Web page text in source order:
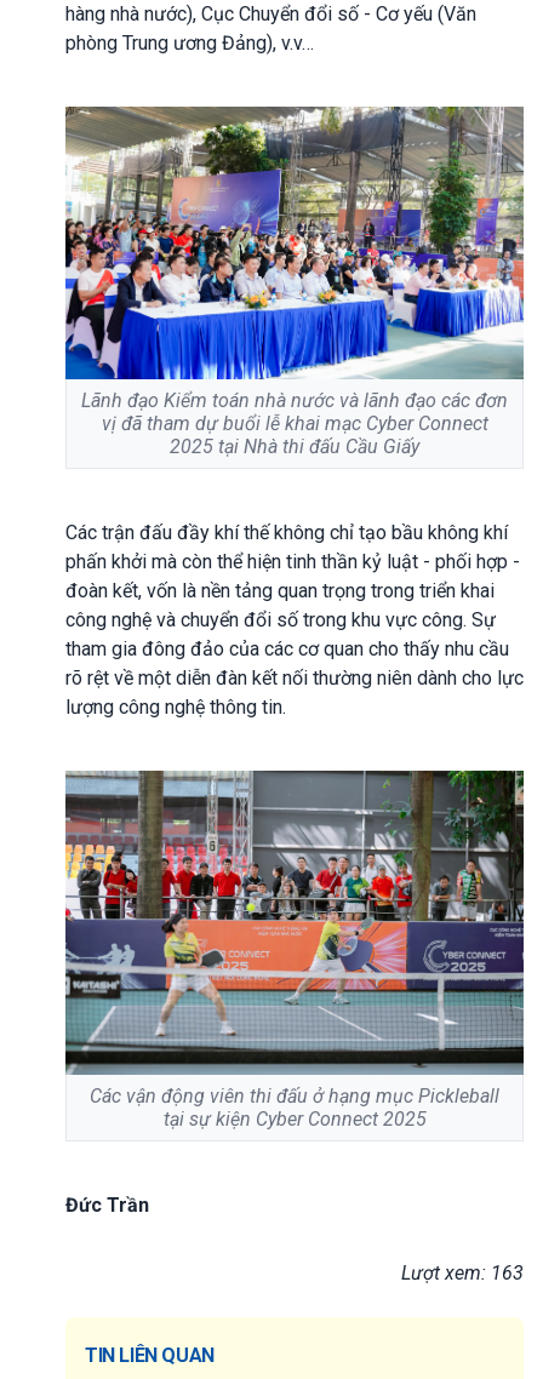
hàng nhà nước), Cục Chuyển đổi số - Cơ yếu (Văn
phòng Trung ương Đảng), v.v…
Lãnh đạo Kiểm toán nhà nước và lãnh đạo các đơn
vị đã tham dự buổi lễ khai mạc Cyber Connect
2025 tại Nhà thi đấu Cầu Giấy
Các trận đấu đầy khí thế không chỉ tạo bầu không khí
phấn khởi mà còn thể hiện tinh thần kỷ luật - phối hợp -
đoàn kết, vốn là nền tảng quan trọng trong triển khai
công nghệ và chuyển đổi số trong khu vực công. Sự
tham gia đông đảo của các cơ quan cho thấy nhu cầu
rõ rệt về một diễn đàn kết nối thường niên dành cho lực
lượng công nghệ thông tin.
Các vận động viên thi đấu ở hạng mục Pickleball
tại sự kiện Cyber Connect 2025
Đức Trần
Lượt xem: 163
TIN LIÊN QUAN